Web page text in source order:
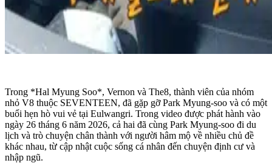
Trong *Hal Myung Soo*, Vernon và The8, thành viên của nhóm
nhỏ V8 thuộc SEVENTEEN, đã gặp gỡ Park Myung-soo và có một
buổi hẹn hò vui vẻ tại Eulwangri. Trong video được phát hành vào
ngày 26 tháng 6 năm 2026, cả hai đã cùng Park Myung-soo đi du
lịch và trò chuyện chân thành với người hâm mộ về nhiều chủ đề
khác nhau, từ cập nhật cuộc sống cá nhân đến chuyện định cư và
nhập ngũ.